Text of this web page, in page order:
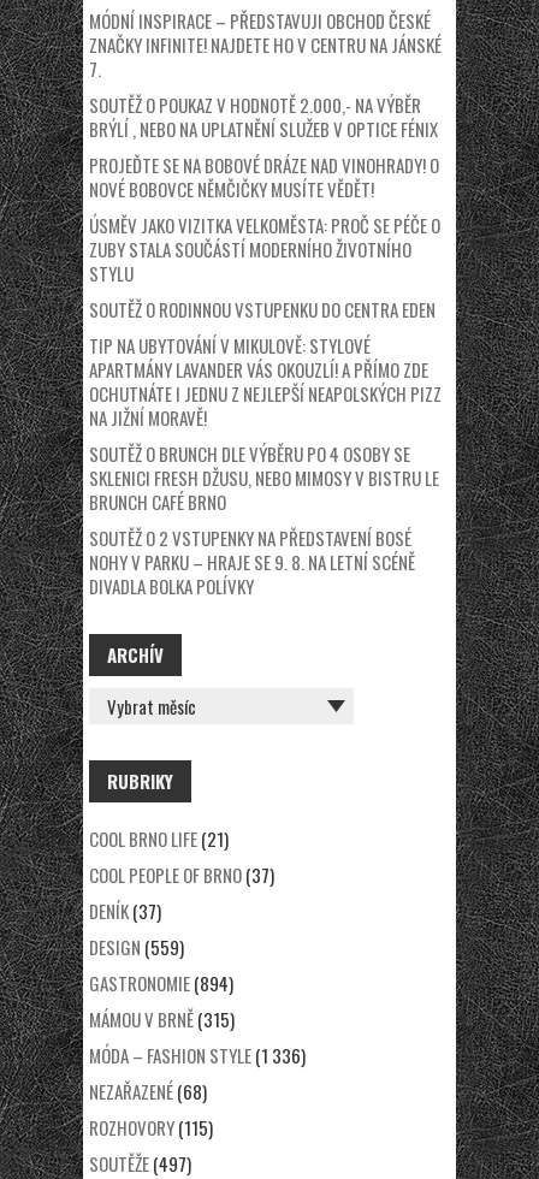
MÓDNÍ INSPIRACE – PŘEDSTAVUJI OBCHOD ČESKÉ
ZNAČKY INFINITE! NAJDETE HO V CENTRU NA JÁNSKÉ
7.
SOUTĚŽ O POUKAZ V HODNOTĚ 2.000,- NA VÝBĚR
BRÝLÍ , NEBO NA UPLATNĚNÍ SLUŽEB V OPTICE FÉNIX
PROJEĎTE SE NA BOBOVÉ DRÁZE NAD VINOHRADY! O
NOVÉ BOBOVCE NĚMČIČKY MUSÍTE VĚDĚT!
ÚSMĚV JAKO VIZITKA VELKOMĚSTA: PROČ SE PÉČE O
ZUBY STALA SOUČÁSTÍ MODERNÍHO ŽIVOTNÍHO
STYLU
SOUTĚŽ O RODINNOU VSTUPENKU DO CENTRA EDEN
TIP NA UBYTOVÁNÍ V MIKULOVĚ: STYLOVÉ
APARTMÁNY LAVANDER VÁS OKOUZLÍ! A PŘÍMO ZDE
OCHUTNÁTE I JEDNU Z NEJLEPŠÍ NEAPOLSKÝCH PIZZ
NA JIŽNÍ MORAVĚ!
SOUTĚŽ O BRUNCH DLE VÝBĚRU PO 4 OSOBY SE
SKLENICI FRESH DŽUSU, NEBO MIMOSY V BISTRU LE
BRUNCH CAFÉ BRNO
SOUTĚŽ O 2 VSTUPENKY NA PŘEDSTAVENÍ BOSÉ
NOHY V PARKU – HRAJE SE 9. 8. NA LETNÍ SCÉNĚ
DIVADLA BOLKA POLÍVKY
ARCHÍV
ARCHÍV
RUBRIKY
COOL BRNO LIFE(21)
COOL PEOPLE OF BRNO(37)
DENÍK(37)
DESIGN (559)
GASTRONOMIE(894)
MÁMOU V BRNĚ(315)
MÓDA – FASHION STYLE(1 336)
NEZAŘAZENÉ(68)
ROZHOVORY(115)
SOUTĚŽE(497)